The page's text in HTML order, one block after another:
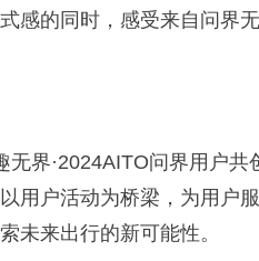
感的同时，感受来自问界无
无界·2024AITO问界用户共
用户活动为桥梁，为用户
未来出行的新可能性。